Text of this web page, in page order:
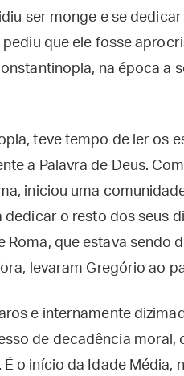
ser monge e se dedicar
que ele fosse
na época a
teve tempo de ler os
a Palavra de Deus.
iniciou uma
o resto dos seus
Roma, que estava sendo
levaram Gregório ao
e internamente
de decadência moral,
o início da Idade Média,